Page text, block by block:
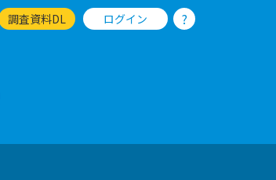
調査資料DL ログイン ?